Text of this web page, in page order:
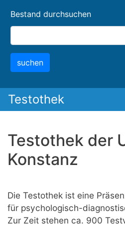
Bestand durchsuchen
suchen
Testothek
Testothek der
Konstanz
Die Testothek ist eine
für psychologisch-
Zur Zeit stehen ca. 900